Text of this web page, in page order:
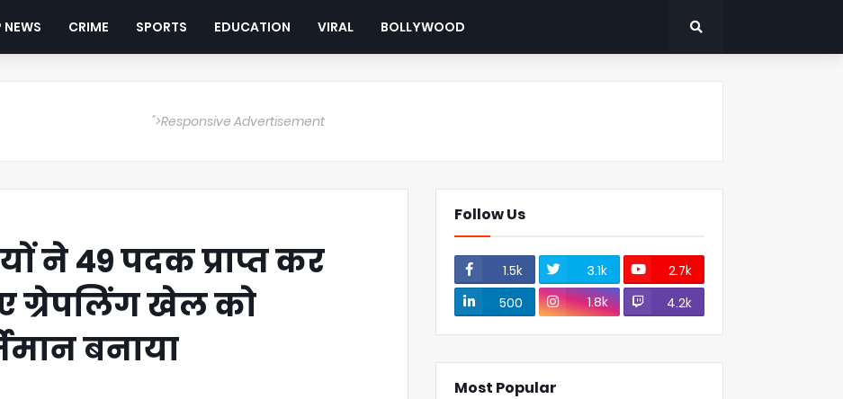
NEWS CRIME SPORTS EDUCATION VIRAL BOLLYWOOD
">Responsive Advertisement
ने 49 पदक प्राप्त कर
ग्रेपलिंग खेल को
बनाया
Follow Us
1.5k 3.1k
2.7k
500
1.8k 4.2k
Most Popular